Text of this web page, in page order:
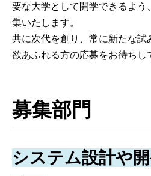
要な大学として開学できるよう
集いたします。
共に次代を創り、常に新たな試
欲あふれる方の応募をお待ちし
募集部門
システム設計や